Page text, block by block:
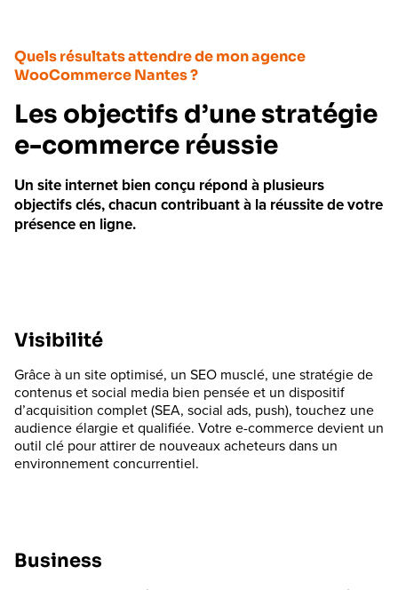
Quels résultats attendre de mon agence
WooCommerce Nantes ?
Les objectifs d’une stratégie
e-commerce réussie
Un site internet bien conçu répond à plusieurs
objectifs clés, chacun contribuant à la réussite de votre
présence en ligne.
Visibilité
Grâce à un site optimisé, un SEO musclé, une stratégie de
contenus et social media bien pensée et un dispositif
d’acquisition complet (SEA, social ads, push), touchez une
audience élargie et qualifiée. Votre e-commerce devient un
outil clé pour attirer de nouveaux acheteurs dans un
environnement concurrentiel.
Business